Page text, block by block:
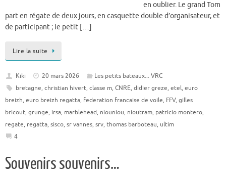
en oublier. Le grand Tom
part en régate de deux jours, en casquette double d’organisateur, et
de participant ; le petit […]
Lire la suite
Kiki 20 mars 2026
Les petits bateaux... VRC
bretagne, christian hivert, classe m, CNRE, didier greze, etel, euro
breizh, euro breizh regatta, federation francaise de voile, FFV, gilles
bricout, grunge, irsa, marblehead, niouniou, nioutram, patricio montero,
regate, regatta, sisco, sr vannes, srv, thomas barboteau, ultim
4
Souvenirs souvenirs…